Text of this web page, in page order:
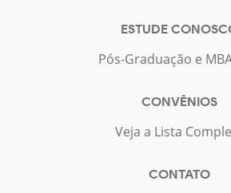
ESTUDE
Pós-Graduação e
CONVÊNIOS
Veja a Lista
CONTATO